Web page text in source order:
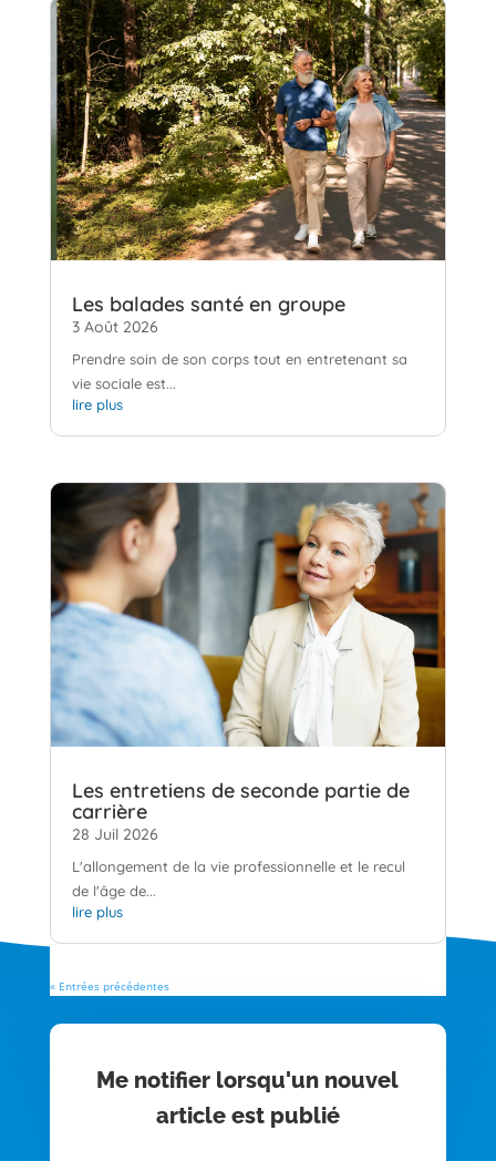
Les balades santé en groupe
3 Août 2026
Prendre soin de son corps tout en entretenant sa
vie sociale est...
lire plus
Les entretiens de seconde partie de
carrière
28 Juil 2026
L'allongement de la vie professionnelle et le recul
de l'âge de...
lire plus
« Entrées précédentes
Me notifier lorsqu'un nouvel
article est publié